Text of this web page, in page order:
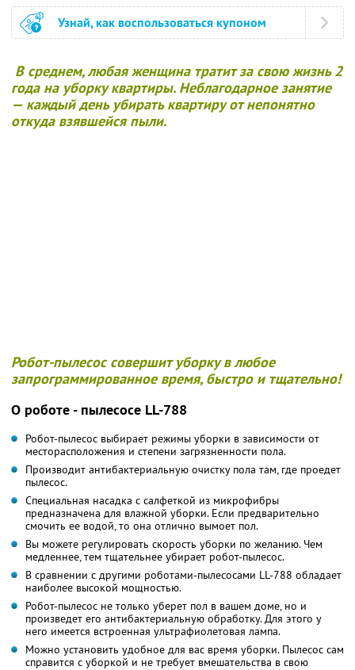
Узнай, как воспользоваться купоном
В среднем, любая женщина тратит за свою жизнь 2
года на уборку квартиры. Неблагодарное занятие
— каждый день убирать квартиру от непонятно
откуда взявшейся пыли.
Робот-пылесос совершит уборку в любое
запрограммированное время, быстро и тщательно!
О роботе - пылесосе LL-788
Робот-пылесос выбирает режимы уборки в зависимости от
месторасположения и степени загрязненности пола.
Производит антибактериальную очистку пола там, где проедет
пылесос.
Специальная насадка с салфеткой из микрофибры
предназначена для влажной уборки. Если предварительно
смочить ее водой, то она отлично вымоет пол.
Вы можете регулировать скорость уборки по желанию. Чем
медленнее, тем тщательнее убирает робот-пылесос.
В сравнении с другими роботами-пылесосами LL-788 обладает
наиболее высокой мощностью.
Робот-пылесос не только уберет пол в вашем доме, но и
произведет его антибактериальную обработку. Для этого у
него имеется встроенная ультрафиолетовая лампа.
Можно установить удобное для вас время уборки. Пылесос сам
справится с уборкой и не требует вмешательства в свою